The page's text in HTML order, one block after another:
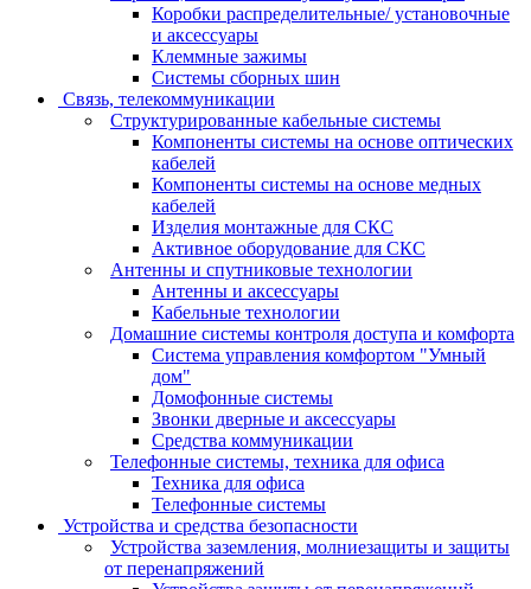
Коробки распределительные/ установочные
и аксессуары
Клеммные зажимы
Системы сборных шин
Связь, телекоммуникации
Структурированные кабельные системы
Компоненты системы на основе оптических
кабелей
Компоненты системы на основе медных
кабелей
Изделия монтажные для СКС
Активное оборудование для СКС
Антенны и спутниковые технологии
Антенны и аксессуары
Кабельные технологии
Домашние системы контроля доступа и комфорта
Система управления комфортом "Умный
дом"
Домофонные системы
Звонки дверные и аксессуары
Средства коммуникации
Телефонные системы, техника для офиса
Техника для офиса
Телефонные системы
Устройства и средства безопасности
Устройства заземления, молниезащиты и защиты
от перенапряжений